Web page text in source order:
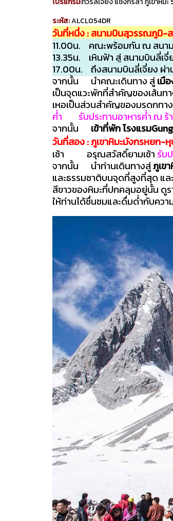
ระหัส:ALCL054DR
วันที่หนึ่ง : สนามบินสุวรรณภูมิ-
11.00น. คณะพร้อมกัน ณ สนาม
13.35น. เหินฟ้า สู่ สนามบินลี่เ
17.00น. ถึงสนามบินลี่เจี่ยง ผ่า
จากนั้น นำคณะเดินทาง สู่ เมื
เป็นจุดแวะพักที่สำคัญของเส้นท
เหอเป็นส่วนสำคัญของมรดกทา
ค่ำ รับประทานอาหารค่ำ ณ ร้า
จากนั้น เข้าที่พัก โรงแรม
วันที่สอง : ภูเขาหิมะมังกรหยก-
เช้า อรุณสวัสดิ์ยามเช้า รับ
จากนั้น นำท่านเดินทางสู่ภูเข
และธรรมชาติบนจุดที่สูงที่สุด แล
สีขาวของหิมะที่ปกคลุมอยู่นั้น ดู
ให้ท่านได้ชื่นชมและดื่มด่ำกับควา